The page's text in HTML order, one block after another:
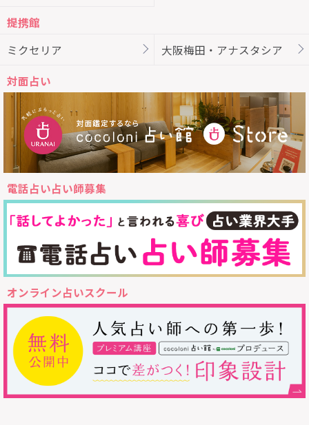
提携館
ミクセリア
大阪梅田・アナスタシア
対面占い
電話占い占い師募集
オンライン占いスクール